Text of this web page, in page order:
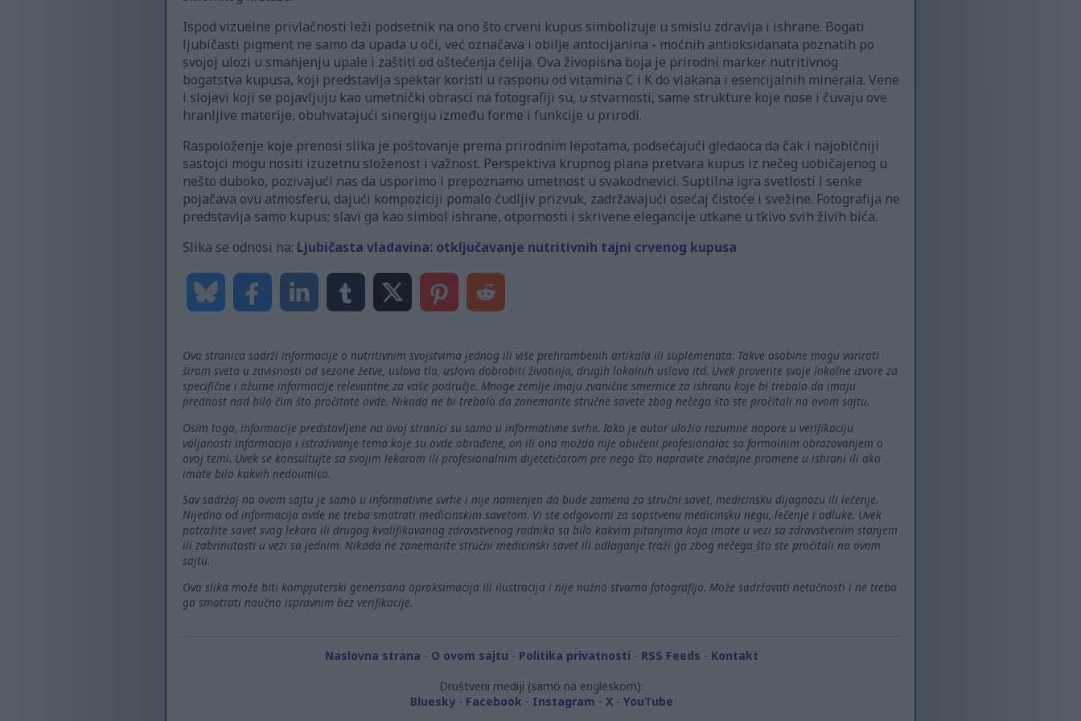
Ispod vizuelne privlačnosti leži podsetnik na ono što crveni kupus simbolizuje u smislu zdravlja i ishrane. Bogati
ljubičasti pigment ne samo da upada u oči, već označava i obilje antocijanina - moćnih antioksidanata poznatih po
svojoj ulozi u smanjenju upale i zaštiti od oštećenja ćelija. Ova živopisna boja je prirodni marker nutritivnog
bogatstva kupusa, koji predstavlja spektar koristi u rasponu od vitamina C i K do vlakana i esencijalnih minerala. Vene
i slojevi koji se pojavljuju kao umetnički obrasci na fotografiji su, u stvarnosti, same strukture koje nose i čuvaju ove
hranljive materije, obuhvatajući sinergiju između forme i funkcije u prirodi.
Raspoloženje koje prenosi slika je poštovanje prema prirodnim lepotama, podsećajući gledaoca da čak i najobičniji
sastojci mogu nositi izuzetnu složenost i važnost. Perspektiva krupnog plana pretvara kupus iz nečeg uobičajenog u
nešto duboko, pozivajući nas da usporimo i prepoznamo umetnost u svakodnevici. Suptilna igra svetlosti i senke
pojačava ovu atmosferu, dajući kompoziciji pomalo ćudljiv prizvuk, zadržavajući osećaj čistoće i svežine. Fotografija ne
predstavlja samo kupus; slavi ga kao simbol ishrane, otpornosti i skrivene elegancije utkane u tkivo svih živih bića.
Slika se odnosi na: Ljubičasta vladavina: otključavanje nutritivnih tajni crvenog kupusa
Ova stranica sadrži informacije o nutritivnim svojstvima jednog ili više prehrambenih artikala ili suplemenata. Takve osobine mogu varirati
širom sveta u zavisnosti od sezone žetve, uslova tla, uslova dobrobiti životinja, drugih lokalnih uslova itd. Uvek proverite svoje lokalne izvore za
specifične i ažurne informacije relevantne za vaše područje. Mnoge zemlje imaju zvanične smernice za ishranu koje bi trebalo da imaju
prednost nad bilo čim što pročitate ovde. Nikada ne bi trebalo da zanemarite stručne savete zbog nečega što ste pročitali na ovom sajtu.
Osim toga, informacije predstavljene na ovoj stranici su samo u informativne svrhe. Iako je autor uložio razumne napore u verifikaciju
valjanosti informacija i istraživanje tema koje su ovde obrađene, on ili ona možda nije obučeni profesionalac sa formalnim obrazovanjem o
ovoj temi. Uvek se konsultujte sa svojim lekarom ili profesionalnim dijetetičarom pre nego što napravite značajne promene u ishrani ili ako
imate bilo kakvih nedoumica.
Sav sadržaj na ovom sajtu je samo u informativne svrhe i nije namenjen da bude zamena za stručni savet, medicinsku dijagnozu ili lečenje.
Nijedna od informacija ovde ne treba smatrati medicinskim savetom. Vi ste odgovorni za sopstvenu medicinsku negu, lečenje i odluke. Uvek
potražite savet svog lekara ili drugog kvalifikovanog zdravstvenog radnika sa bilo kakvim pitanjima koja imate u vezi sa zdravstvenim stanjem
ili zabrinutosti u vezi sa jednim. Nikada ne zanemarite stručni medicinski savet ili odlaganje traži ga zbog nečega što ste pročitali na ovom
sajtu.
Ova slika može biti kompjuterski generisana aproksimacija ili ilustracija i nije nužno stvarna fotografija. Može sadržavati netačnosti i ne treba
ga smatrati naučno ispravnim bez verifikacije.
Naslovna strana - O ovom sajtu - Politika privatnosti - RSS Feeds - Kontakt
Društveni mediji (samo na engleskom):
Bluesky- Facebook - Instagram - X- YouTube